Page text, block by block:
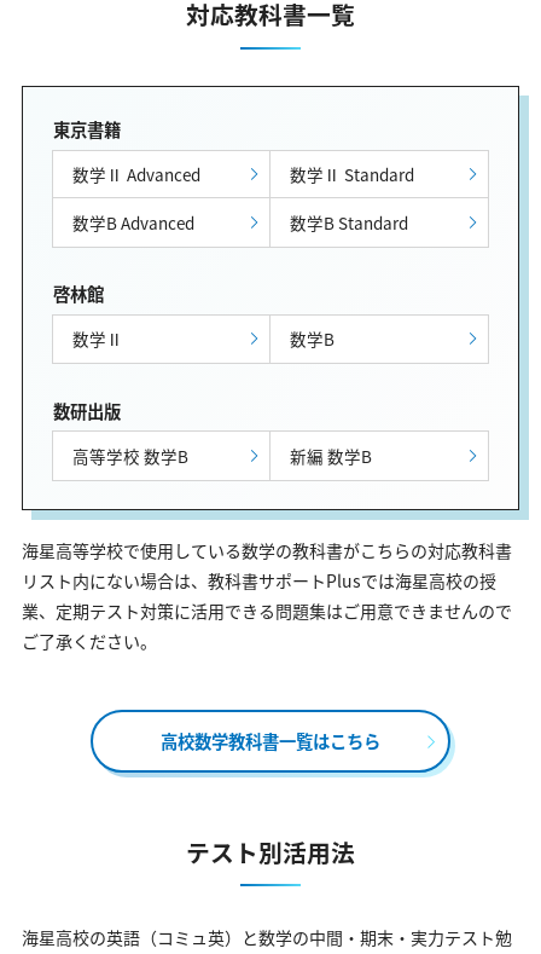
対応教科書一覧
東京書籍
数学Ⅱ Advanced
数学Ⅱ Standard
数学B Advanced
数学B Standard
啓林館
数学Ⅱ 数学B
数研出版
高等学校 数学B 新編 数学B
海星高等学校で使用している数学の教科書がこちらの対応教科書
リスト内にない場合は、教科書サポートPlusでは海星高校の授
業、定期テスト対策に活用できる問題集はご用意できませんので
ご了承ください。
高校数学教科書一覧はこちら
テスト別活用法
海星高校の英語（コミュ英）と数学の中間・期末・実力テスト勉